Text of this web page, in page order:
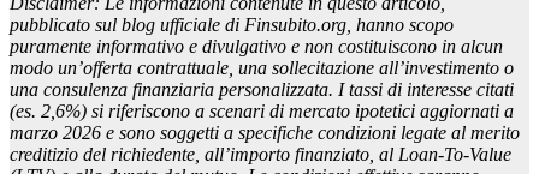
pubblicato sul blog ufficiale di Finsubito.org, hanno scopo
puramente informativo e divulgativo e non costituiscono in alcun
modo un’offerta contrattuale, una sollecitazione all’investimento o
una consulenza finanziaria personalizzata. I tassi di interesse citati
(es. 2,6%) si riferiscono a scenari di mercato ipotetici aggiornati a
marzo 2026 e sono soggetti a specifiche condizioni legate al merito
creditizio del richiedente, all’importo finanziato, al Loan-To-Value